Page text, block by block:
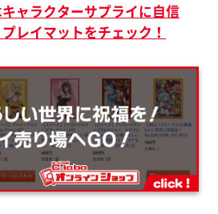
ャラクターサプライに自信
レイマットをチェック！